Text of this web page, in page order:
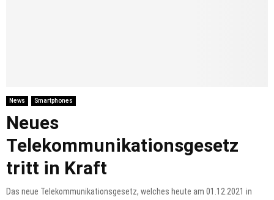
News Smartphones
Neues
Telekommunikationsgesetz
tritt in Kraft
Das neue Telekommunikationsgesetz, welches heute am 01.12.2021 in